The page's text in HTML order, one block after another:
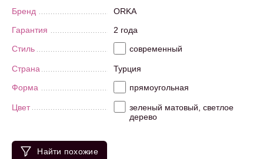
Бренд
ORKA
Гарантия
2 года
Стиль
современный
Страна
Турция
Форма
прямоугольная
Цвет
зеленый матовый, светлое
дерево
Найти похожие